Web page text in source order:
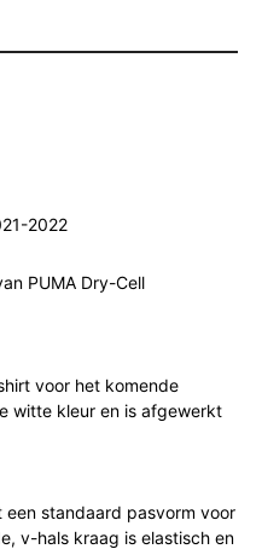
2022
PUMA Dry-Cell
voor het komende
witte kleur en is afgewerkt
een standaard pasvorm voor
v-hals kraag is elastisch en